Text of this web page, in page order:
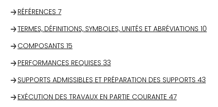
RÉFÉRENCES 7
TERMES, DÉFINITIONS, SYMBOLES, UNITÉS ET ABRÉVIATIONS 10
COMPOSANTS 15
PERFORMANCES REQUISES 33
SUPPORTS ADMISSIBLES ET PRÉPARATION DES SUPPORTS 43
EXÉCUTION DES TRAVAUX EN PARTIE COURANTE 47